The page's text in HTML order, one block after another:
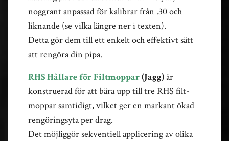
noggrant anpassad för kalibrar från .30 och
liknande (se vilka längre ner i texten).
Detta gör dem till ett enkelt och effektivt sätt
att rengöra din pipa.
RHS Hållare för Filtmoppar(Jagg)är
konstruerad för att bära upp till tre RHS filt-
moppar samtidigt, vilket ger en markant ökad
rengöringsyta per drag.
Det möjliggör sekventiell applicering av olika